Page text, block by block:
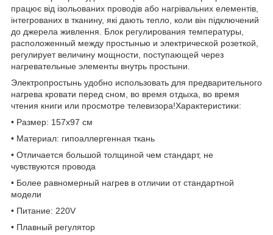
працює від ізольованих проводів або нагрівальних елементів,
інтегрованих в тканину, які дають тепло, коли він підключений
до джерела живлення. Блок регулирования температуры,
расположенный между простынью и электрической розеткой,
регулирует величину мощности, поступающей через
нагревательные элементы внутрь простыни.
Электропростынь удобно использовать для предварительного
нагрева кровати перед сном, во время отдыха, во время
чтения книги или просмотре телевизора!Характеристики:
• Размер: 157х97 см
• Материал: гипоаллергенная ткань
• Отличается большой толщиной чем стандарт, не
чувствуются провода
• Более равномерный нагрев в отличии от стандартной
модели
• Питание: 220V
• Плавный регулятор